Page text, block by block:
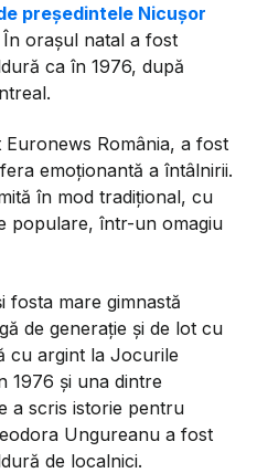
președintele Nicușor
În orașul natal a fost
ca în 1976, după
România, a fost
emoționantă a întâlnirii.
în mod tradițional, cu
populare, într-un omagiu
fosta mare gimnastă
de generație și de lot cu
cu argint la Jocurile
1976 și una dintre
a scris istorie pentru
Ungureanu a fost
de localnici.